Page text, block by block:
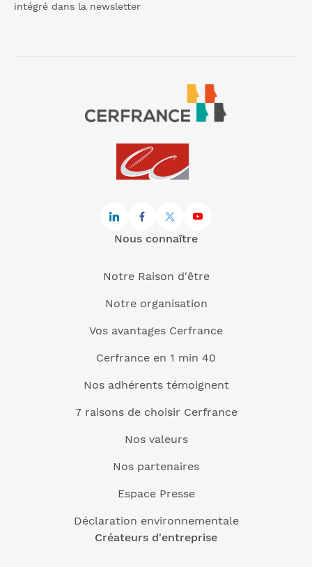
intégré dans la newsletter
Nous connaître
Notre Raison d'être
Notre organisation
Vos avantages Cerfrance
Cerfrance en 1 min 40
Nos adhérents témoignent
7 raisons de choisir Cerfrance
Nos valeurs
Nos partenaires
Espace Presse
Déclaration environnementale
Créateurs d'entreprise